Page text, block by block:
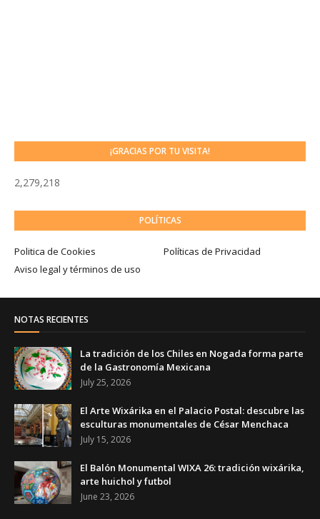
¡GRACIAS POR TU VISITA!
2,279,218
POLÍTICAS
Politica de Cookies
Políticas de Privacidad
Aviso legal y términos de uso
NOTAS RECIENTES
La tradición de los Chiles en Nogada forma parte
de la Gastronomía Mexicana
July 25, 2026
El Arte Wixárika en el Palacio Postal: descubre las
esculturas monumentales de César Menchaca
July 15, 2026
El Balón Monumental WIXA 26: tradición wixárika,
arte huichol y futbol
June 23, 2026